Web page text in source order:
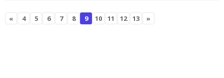
« 4 5 6 7 8 9 10 11 12 13 »